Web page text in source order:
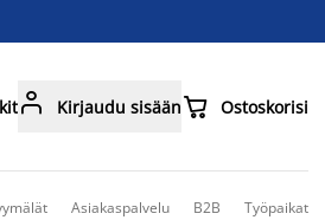
 Kirjaudu sisään Ostoskorisi
Asiakaspalvelu B2B Työpaikat